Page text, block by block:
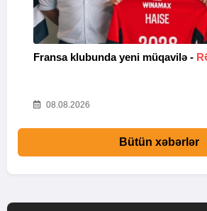
Fransa klubunda yeni müqavilə -
08.08.2026
Bütün xəbərlər